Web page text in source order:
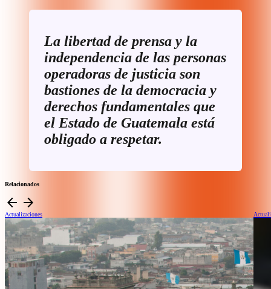
La libertad de prensa y la
independencia de las personas
operadoras de justicia son
bastiones de la democracia y
derechos fundamentales que
el Estado de Guatemala está
obligado a respetar.
Relacionados
arrow_back arrow_forward
Actualizaciones